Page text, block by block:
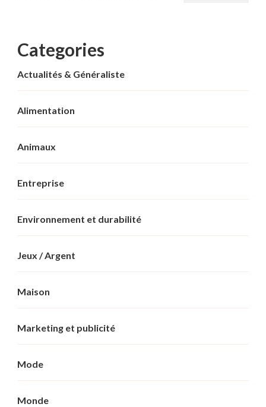
Categories
Actualités & Généraliste
Alimentation
Animaux
Entreprise
Environnement et durabilité
Jeux / Argent
Maison
Marketing et publicité
Mode
Monde